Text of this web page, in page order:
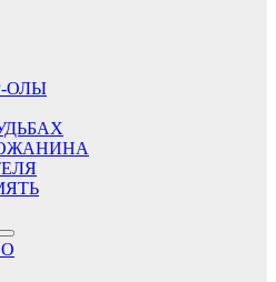
ОЛЫ